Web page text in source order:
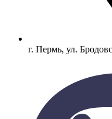
г. Пермь, ул.